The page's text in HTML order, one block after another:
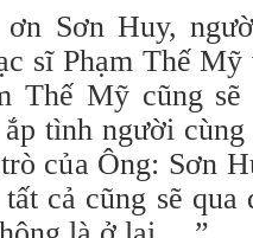
Sơn Huy,
sĩ Phạm Thế
Thế Mỹ cũng
tình người
của Ông: Sơn
cả cũng sẽ